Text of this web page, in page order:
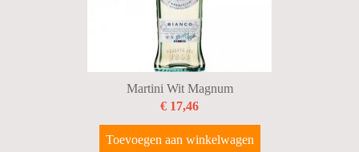
Martini Wit Magnum
€ 17,46
Toevoegen aan winkelwagen